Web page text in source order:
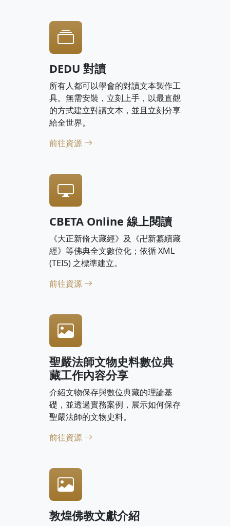
DEDU 對讀
所有人都可以學會的對讀文本製作工
具。無需安裝，立刻上手，以最直觀
的方式建立對讀文本，並且立刻分享
給全世界。
前往資源
CBETA Online 線上閱讀
《大正新脩大藏經》及《卍新纂續藏
經》等佛典全文數位化；依循 XML
(TEI5) 之標準建立。
前往資源
聖嚴法師文物史料數位典
藏工作內容分享
介紹文物保存與數位典藏的理論基
礎，並透過實務案例，展示如何保存
聖嚴法師的文物史料。
前往資源
敦煌佛教文獻介紹